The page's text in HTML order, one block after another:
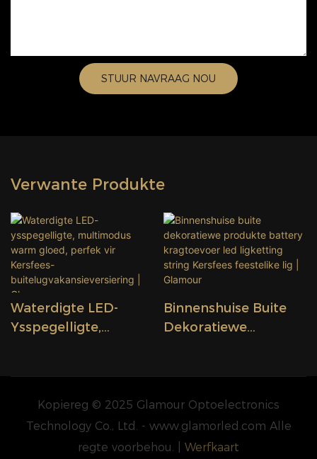
STUUR NAVRAAG NOU
Verwante Produkte
Waterdigte LED-
Ysspegelligte,
Buitelugvakansieversi
Ering | Glamour
Binnenshuise Buite
Dekoratiewe
Kersfees Feestelike
Lig | Glamour
Kopiereg © 2025 Glamour Optoelectronics
Technology Co., Ltd. - www.glamorled.com Alle
regte voorbehou. |
Werfkaart